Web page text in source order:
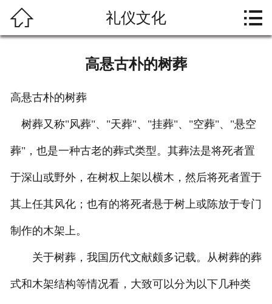
资料下载
联系我们
 礼仪文化 
高悬古朴的树葬
高悬古朴的树葬
树葬又称"风葬"、"天葬"、"挂葬"、"空葬"、"悬空
葬"，也是一种古老的葬式类型。其葬法是将死者置
于深山或野外，在树权上架以横木，然后将死者置于
其上任其风化；也有的将死者悬于树上或陈放于专门
制作的木架上。
关于树葬，我国历代文献颇多记载。从树葬的葬
式和木架结构等情况看，大致可以分为以下几种类